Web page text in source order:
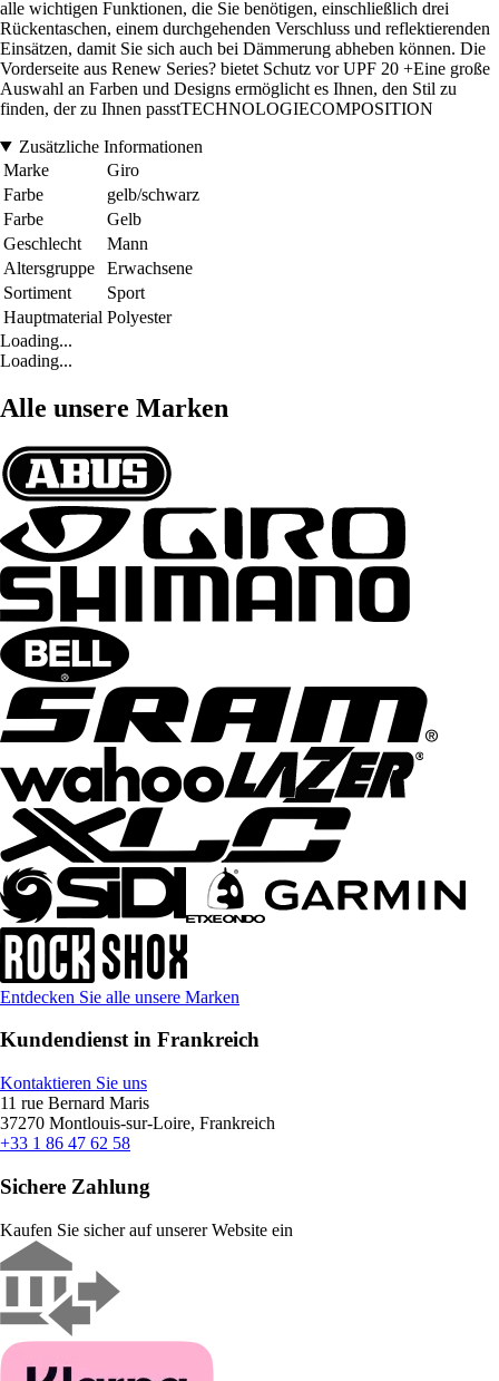
alle wichtigen Funktionen, die Sie benötigen, einschließlich drei
Rückentaschen, einem durchgehenden Verschluss und reflektierenden
Einsätzen, damit Sie sich auch bei Dämmerung abheben können. Die
Vorderseite aus Renew Series? bietet Schutz vor UPF 20 +Eine große
Auswahl an Farben und Designs ermöglicht es Ihnen, den Stil zu
finden, der zu Ihnen passtTECHNOLOGIECOMPOSITION
Zusätzliche Informationen
Marke
Giro
Farbe
gelb/schwarz
Farbe
Gelb
Geschlecht
Mann
Altersgruppe
Erwachsene
Sortiment
Sport
Hauptmaterial Polyester
Loading...
Loading...
Alle unsere Marken
Entdecken Sie alle unsere Marken
Kundendienst in Frankreich
Kontaktieren Sie uns
11 rue Bernard Maris
37270 Montlouis-sur-Loire, Frankreich
+33 1 86 47 62 58
Sichere Zahlung
Kaufen Sie sicher auf unserer Website ein